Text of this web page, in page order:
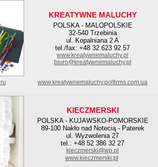
KREATYWNE MALUCHY
POLSKA - MALOPOLSKIE
32-540 Trzebinia
ul. Kopalniana 2 A
tel./fax: +48 32 623 92 57
www.kreatywnemaluchy.pl
biuro@kreatywnemaluchy.pl
www.kreatywnemaluchy.polfirms.com.ua
KIECZMERSKI
POLSKA - KUJAWSKO-POMORSKIE
89-100 Nakło nad Notecią - Paterek
ul. Wyzwolenia 27
tel.: +48 52 386 32 27
kieczmerski@wp.pl
www.kieczmerski.pl